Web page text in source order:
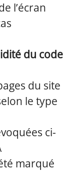
l’écran
du code
du site
le type
ci-
marqué